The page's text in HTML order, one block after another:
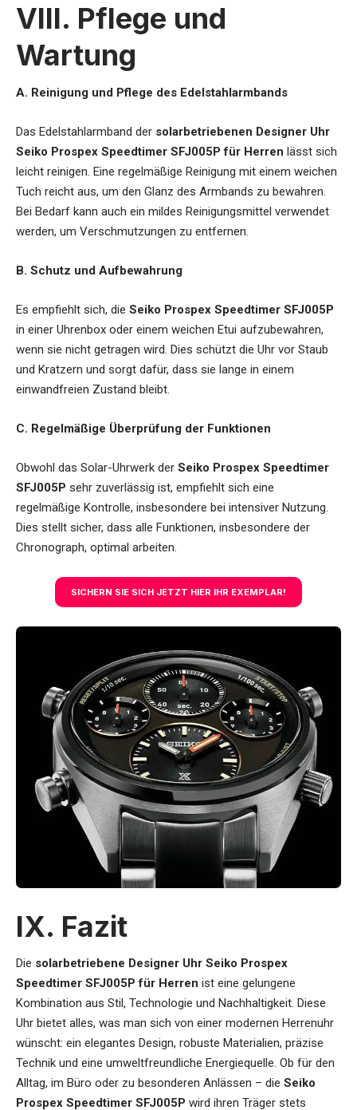
VIII. Pflege und
Wartung
A. Reinigung und Pflege des Edelstahlarmbands
Das Edelstahlarmband der solarbetriebenen Designer Uhr
Seiko Prospex Speedtimer SFJ005P für Herren lässt sich
leicht reinigen. Eine regelmäßige Reinigung mit einem weichen
Tuch reicht aus, um den Glanz des Armbands zu bewahren.
Bei Bedarf kann auch ein mildes Reinigungsmittel verwendet
werden, um Verschmutzungen zu entfernen.
B. Schutz und Aufbewahrung
Es empfiehlt sich, die Seiko Prospex Speedtimer SFJ005P
in einer Uhrenbox oder einem weichen Etui aufzubewahren,
wenn sie nicht getragen wird. Dies schützt die Uhr vor Staub
und Kratzern und sorgt dafür, dass sie lange in einem
einwandfreien Zustand bleibt.
C. Regelmäßige Überprüfung der Funktionen
Obwohl das Solar-Uhrwerk der Seiko Prospex Speedtimer
SFJ005P sehr zuverlässig ist, empfiehlt sich eine
regelmäßige Kontrolle, insbesondere bei intensiver Nutzung.
Dies stellt sicher, dass alle Funktionen, insbesondere der
Chronograph, optimal arbeiten.
SICHERN SIE SICH JETZT HIER IHR EXEMPLAR!
IX. Fazit
Die solarbetriebene Designer Uhr Seiko Prospex
Speedtimer SFJ005P für Herren ist eine gelungene
Kombination aus Stil, Technologie und Nachhaltigkeit. Diese
Uhr bietet alles, was man sich von einer modernen Herrenuhr
wünscht: ein elegantes Design, robuste Materialien, präzise
Technik und eine umweltfreundliche Energiequelle. Ob für den
Alltag, im Büro oder zu besonderen Anlässen – die Seiko
Prospex Speedtimer SFJ005P wird ihren Träger stets